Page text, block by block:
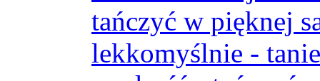
tańczyć w pięknej
lekkomyślnie -